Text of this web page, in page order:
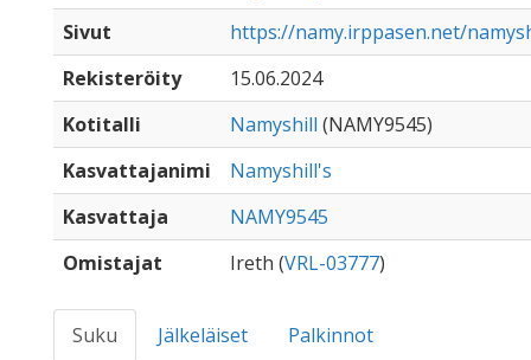
Sivut
https://namy.irppasen.net/
Rekisteröity
15.06.2024
Kotitalli
Namyshill (NAMY9545)
Kasvattajanimi
Namyshill's
Kasvattaja
NAMY9545
Omistajat
Ireth (VRL-03777)
Suku Jälkeläiset
Palkinnot